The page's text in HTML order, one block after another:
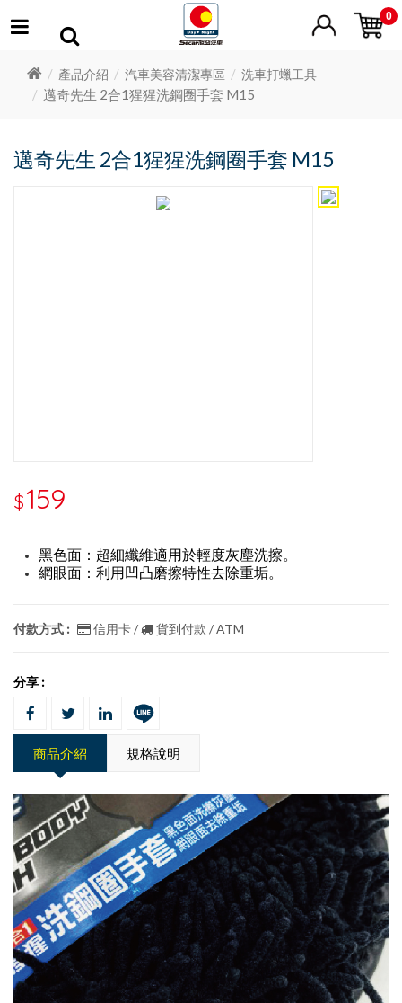
0
產品介紹 汽車美容清潔專區 洗車打蠟工具
邁奇先生 2合1猩猩洗鋼圈手套 M15
邁奇先生 2合1猩猩洗鋼圈手套 M15
$159
黑色面：超細纖維適用於輕度灰塵洗擦。
網眼面：利用凹凸磨擦特性去除重垢。
付款方式 : 信用卡 / 貨到付款 / ATM
分享 :
商品介紹 規格說明